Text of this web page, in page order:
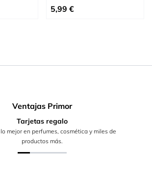
5,99 €
Ventajas Primor
Tarjetas regalo
mejor en perfumes, cosmética y miles de
productos más.